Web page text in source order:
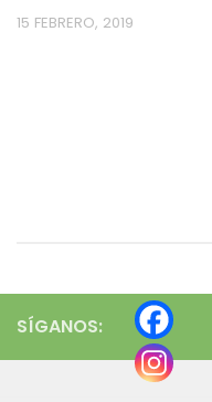
15 FEBRERO, 2019
SÍGANOS: